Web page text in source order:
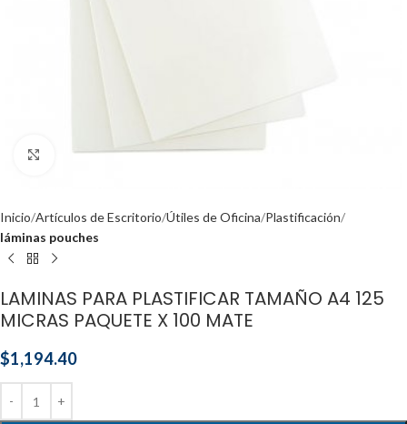
Click to enlarge
Inicio Artículos de Escritorio Útiles de Oficina Plastificación
láminas pouches
LAMINAS PARA PLASTIFICAR TAMAÑO A4 125
MICRAS PAQUETE X 100 MATE
$1,194.40